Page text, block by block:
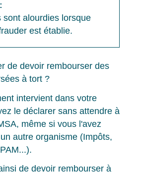
sont alourdies lorsque
est établie.
de devoir rembourser des
à tort ?
intervient dans votre
le déclarer sans attendre à
même si vous l'avez
autre organisme (Impôts,
de devoir rembourser à